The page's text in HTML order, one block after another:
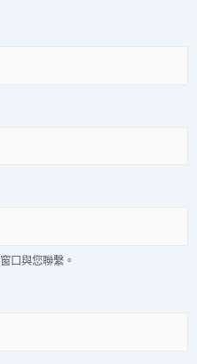
口與您聯繫。